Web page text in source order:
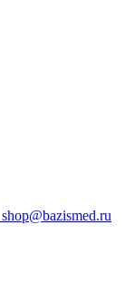
shop@bazismed.ru